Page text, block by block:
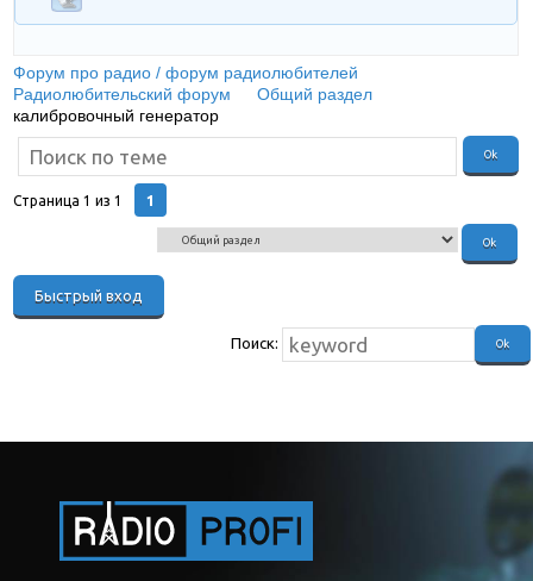
Форум про радио / форум радиолюбителей
Радиолюбительский форум
Общий раздел
калибровочный генератор
Страница1 из1 1
Поиск: